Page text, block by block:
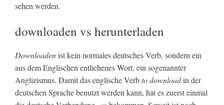
sehen werden.
downloaden vs herunterladen
Downloadenist kein normales deutsches Verb, sondern ein
aus dem Englischen entliehenes Wort, ein sogenannter
Anglizismus. Damit das englische Verbto downloadin der
deutschen Sprache benutzt werden kann, hat es zuerst einmal